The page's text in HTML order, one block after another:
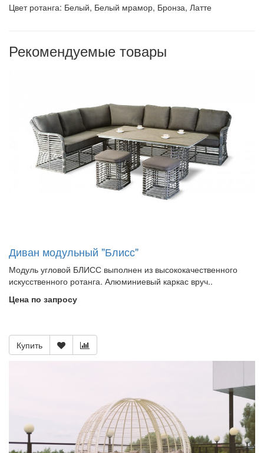
Цвет ротанга: Белый, Белый мрамор, Бронза, Латте
Рекомендуемые товары
Диван модульный "Блисс"
Модуль угловой БЛИСС выполнен из высококачественного
искусственного ротанга. Алюминиевый каркас вруч..
Цена по запросу
Купить